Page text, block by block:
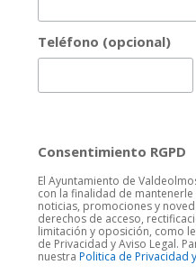
Teléfono (opcional)
Consentimiento RGPD
El Ayuntamiento de
con la finalidad de
noticias, promociones y
derechos de acceso,
limitación y oposición, como
de Privacidad y Aviso Legal.
nuestra Politica de Privacidad